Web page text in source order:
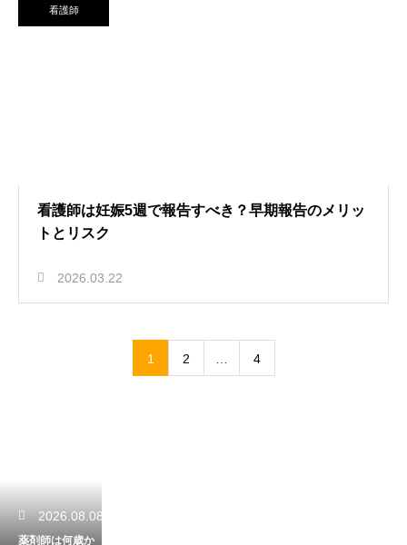
看護師
看護師は妊娠5週で報告すべき？早期報告のメリッ
トとリスク
2026.03.22
1 2 4
2026.08.08
薬剤師は何歳か